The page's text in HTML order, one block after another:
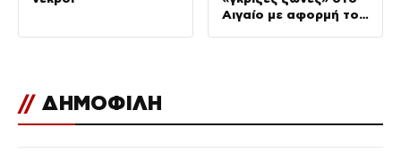
Αιγαίο με αφορμή το
// ΔΗΜΟΦΙΛΗ